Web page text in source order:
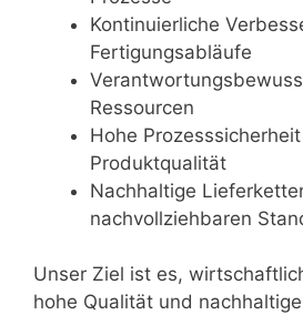
Kontinuierliche
Fertigungsabläufe
Ressourcen
Hohe
Produktqualität
Nachhaltige
nachvollziehbaren
Unser Ziel ist es,
hohe Qualität und